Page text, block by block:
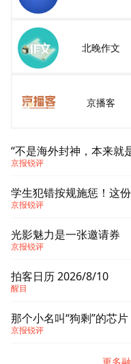
北晚作文
京播客
“不是海外封神，本来就是
京报锐评
学生犯错按规施惩！这
京报锐评
光影魅力是一张邀请券
京报锐评
拍客日历 2026/8/10
醒目
那个小名叫“狗剩”的芯
京报锐评